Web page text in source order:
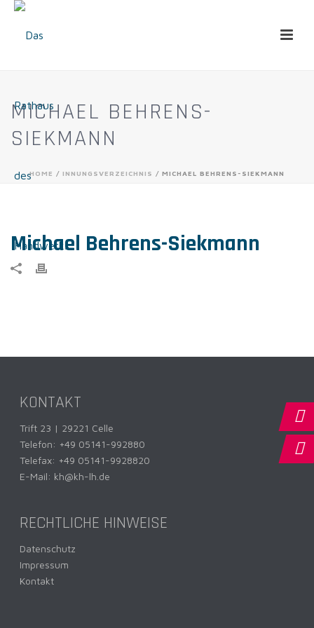
MICHAEL BEHRENS-
SIEKMANN
HOME / INNUNGSVERZEICHNIS / MICHAEL BEHRENS-SIEKMANN
Michael Behrens-Siekmann
KONTAKT
Trift 23 | 29221 Celle
Telefon: +49 05141-992880
Telefax: +49 05141-9928820
E-Mail: kh@kh-lh.de
RECHTLICHE HINWEISE
Datenschutz
Impressum
Kontakt